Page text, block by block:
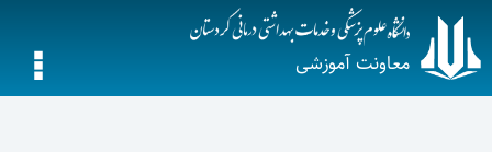
معاونت آموزشی